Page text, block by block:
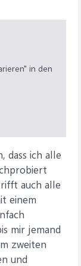
in den
dass ich alle
auch alle
einem
mir jemand
zweiten
und